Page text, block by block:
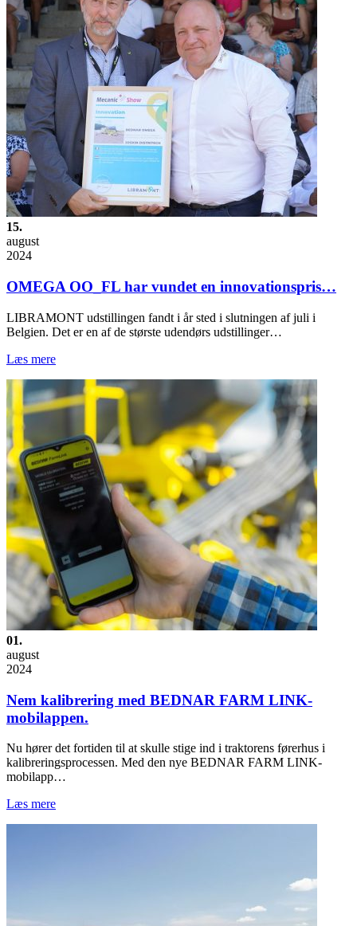
15.
august
2024
OMEGA OO_FL har vundet en innovationspris…
LIBRAMONT udstillingen fandt i år sted i slutningen af juli i
Belgien. Det er en af de største udendørs udstillinger…
Læs mere
01.
august
2024
Nem kalibrering med BEDNAR FARM LINK-
mobilappen.
Nu hører det fortiden til at skulle stige ind i traktorens førerhus i
kalibreringsprocessen. Med den nye BEDNAR FARM LINK-
mobilapp…
Læs mere